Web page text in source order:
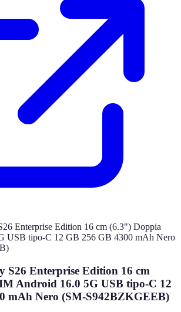
S26 Enterprise Edition 16 cm
Android 16.0 5G USB tipo-C 12
mAh Nero (SM-S942BZKGEEB)